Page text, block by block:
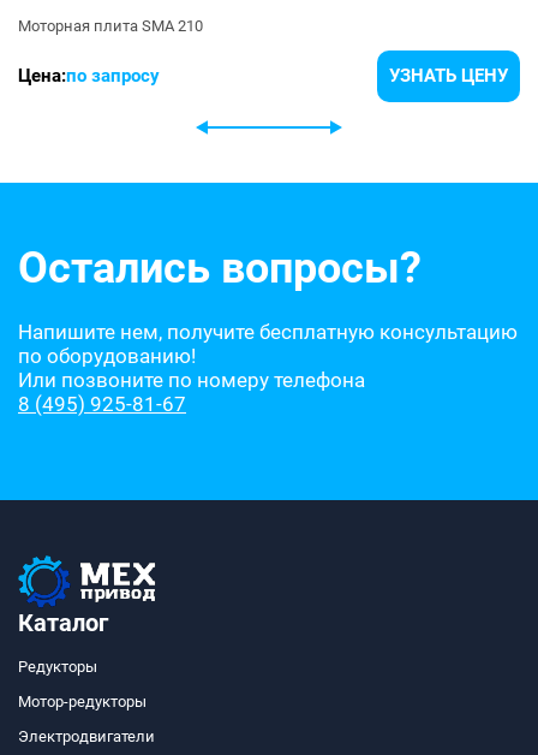
Моторная плита SMA 210
Цена:по запросу УЗНАТЬ ЦЕНУ
Остались вопросы?
Напишите нем, получите бесплатную консультацию
по оборудованию!
Или позвоните по номеру телефона
8 (495) 925-81-67
Каталог
Редукторы
Мотор-редукторы
Электродвигатели